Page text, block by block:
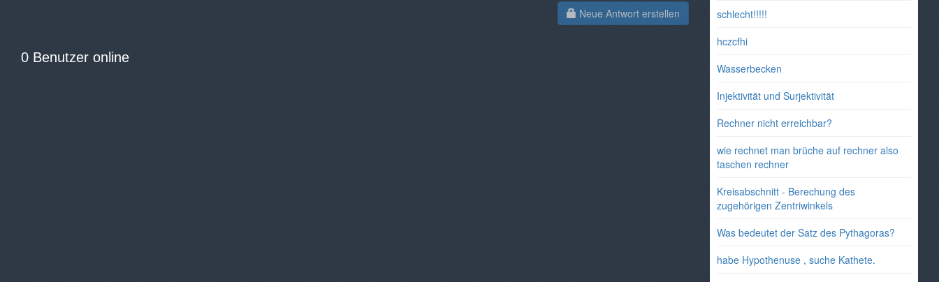
Neue Antwort erstellen
0 Benutzer online
schlecht!!!!!
hczcfhi
Wasserbecken
Injektivität und Surjektivität
Rechner nicht erreichbar?
wie rechnet man brüche auf rechner also
taschen rechner
Kreisabschnitt - Berechung des
zugehörigen Zentriwinkels
Was bedeutet der Satz des Pythagoras?
habe Hypothenuse , suche Kathete.